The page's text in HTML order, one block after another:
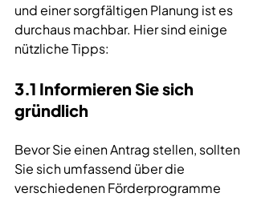
und einer sorgfältigen Planung ist es
durchaus machbar. Hier sind einige
nützliche Tipps:
3.1 Informieren Sie sich
gründlich
Bevor Sie einen Antrag stellen, sollten
Sie sich umfassend über die
verschiedenen Förderprogramme